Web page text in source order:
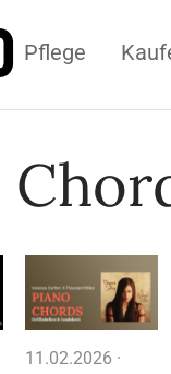
Pflege
11.02.2026 ·